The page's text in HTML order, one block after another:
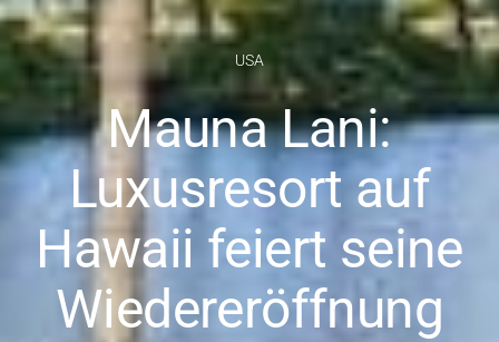
USA
Mauna Lani:
Luxusresort auf
Hawaii feiert seine
Wiedereröffnung